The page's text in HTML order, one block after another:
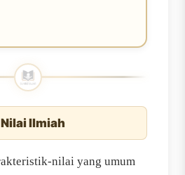
Ilmiah
nilai yang umum